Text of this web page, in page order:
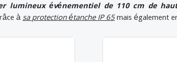
lumineux événementiel de 110 cm de
àsaprotection étanche IP 65mais également